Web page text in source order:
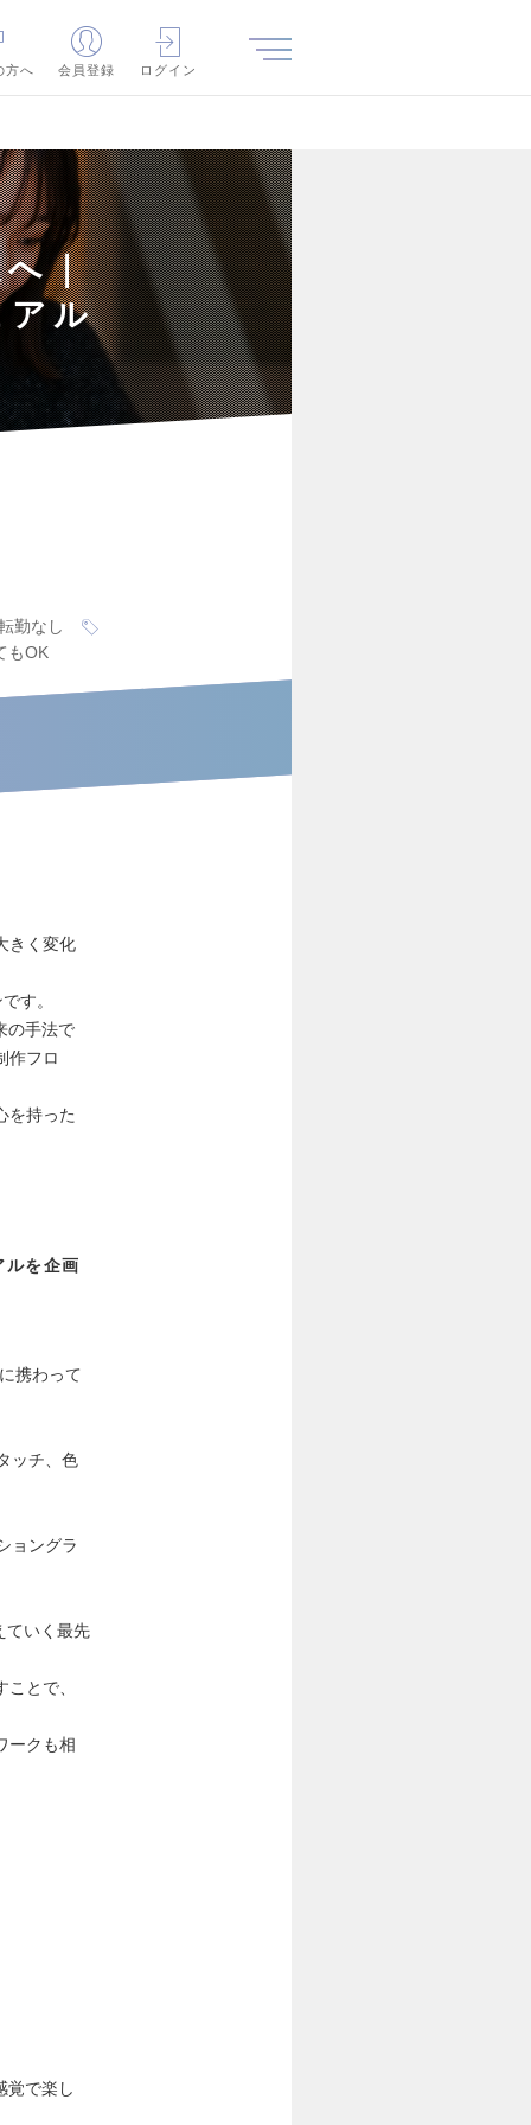
方へ 会員登録 ログイン
｜
アル
勤なし
もOK
きく変化
す。
の手法で
作フロ
を持った
ルを企画
携わって
ッチ、色
ョングラ
ていく最先
とで、
ークも相
覚で楽し